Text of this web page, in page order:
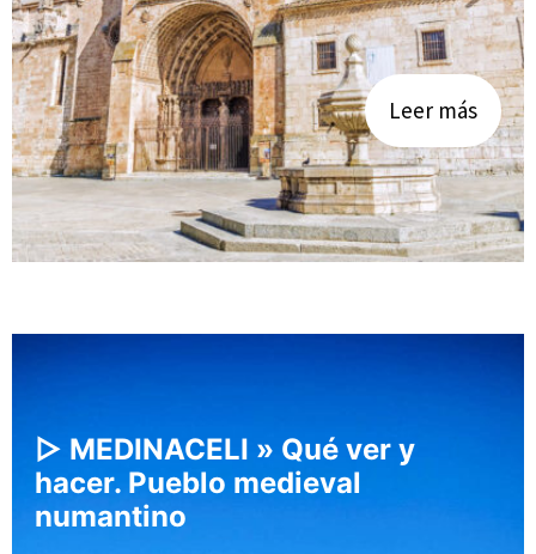
Leer más
▷ MEDINACELI » Qué ver y
hacer. Pueblo medieval
numantino